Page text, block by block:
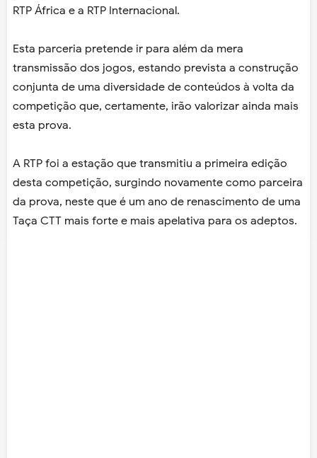
RTP África e a RTP Internacional.
Esta parceria pretende ir para além da mera
transmissão dos jogos, estando prevista a construção
conjunta de uma diversidade de conteúdos à volta da
competição que, certamente, irão valorizar ainda mais
esta prova.
A RTP foi a estação que transmitiu a primeira edição
desta competição, surgindo novamente como parceira
da prova, neste que é um ano de renascimento de uma
Taça CTT mais forte e mais apelativa para os adeptos.